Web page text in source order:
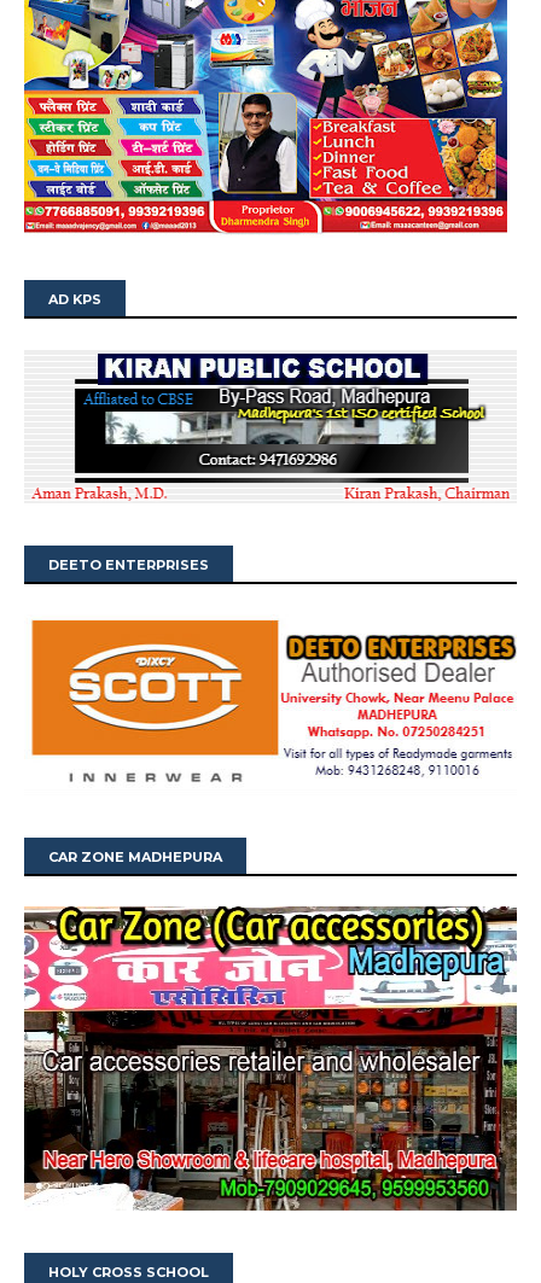
AD KPS
DEETO ENTERPRISES
CAR ZONE MADHEPURA
HOLY CROSS SCHOOL